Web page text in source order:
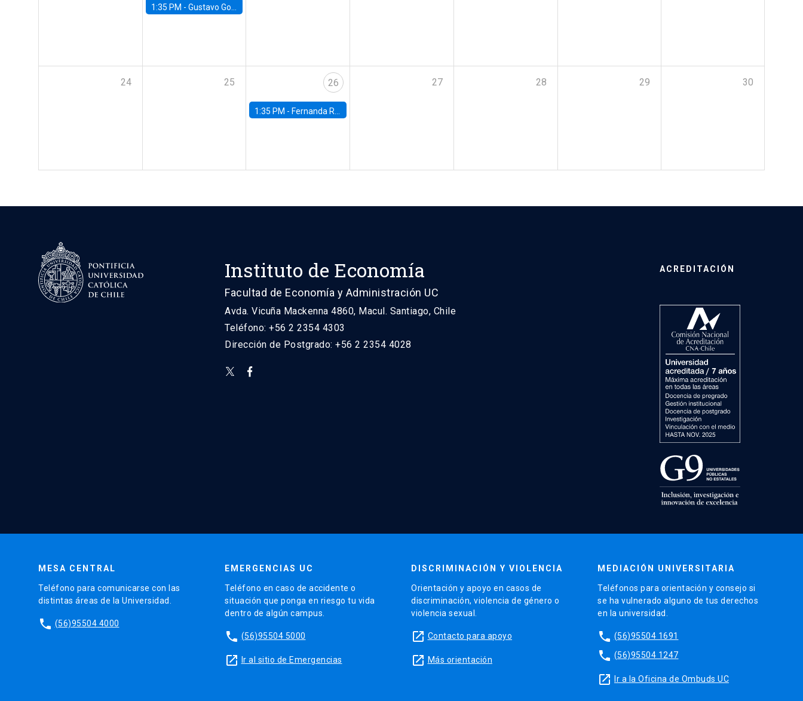
1:35 PM - Gustavo González, Banco Central de Chile
24 25 26
1:35 PM - Fernanda Rojas Ampuero, University of Wisconsin-Madison
27 28 29 30
Instituto de Economía
Facultad de Economía y Administración UC
Avda. Vicuña Mackenna 4860, Macul. Santiago, Chile
Teléfono: +56 2 2354 4303
Dirección de Postgrado: +56 2 2354 4028
ACREDITACIÓN
MESA CENTRAL
Teléfono para comunicarse con las
distintas áreas de la Universidad.
phone (56)95504 4000
EMERGENCIAS UC
Teléfono en caso de accidente o
situación que ponga en riesgo tu vida
dentro de algún campus.
phone (56)95504 5000
launch Ir al sitio de Emergencias
DISCRIMINACIÓN Y VIOLENCIA
Orientación y apoyo en casos de
discriminación, violencia de género o
violencia sexual.
launch Contacto para apoyo
launch Más orientación
MEDIACIÓN UNIVERSITARIA
Teléfonos para orientación y consejo si
se ha vulnerado alguno de tus derechos
en la universidad.
phone (56)95504 1691
phone (56)95504 1247
launch Ir a la Oficina de Ombuds UC